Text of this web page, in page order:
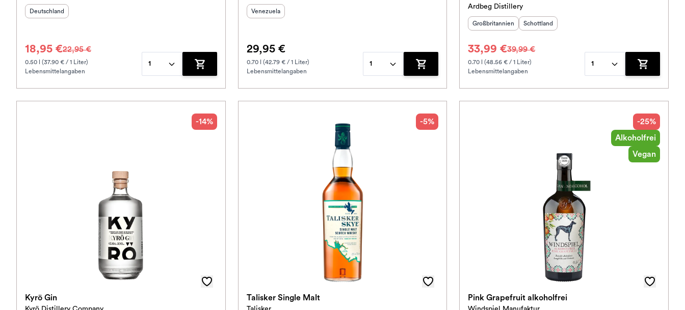
Herkunftsland
Deutschland
18,95 €22,95 €
0.50 l (37.90 € / 1 Liter)
Lebensmittelangaben
1
Zum Warenkorb hinzufügen
Herkunftsland
Venezuela
29,95 €
0.70 l (42.79 € / 1 Liter)
Lebensmittelangaben
1
Zum Warenkorb hinzufügen
Ardbeg Distillery
Herkunftsland:
Großbritannien Herkunftsregion
Schottland
33,99 €39,99 €
0.70 l (48.56 € / 1 Liter)
Lebensmittelangaben
1
Zum
-14%
Kyrö Gin
-5%
Talisker Single Malt
-25%
Alkoholfrei
Vegan
Pink Grapefruit alkoholfrei